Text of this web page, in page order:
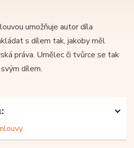
umožňuje autor díla
s dílem tak, jakoby měl
práva. Umělec či tvůrce se tak
dílem.